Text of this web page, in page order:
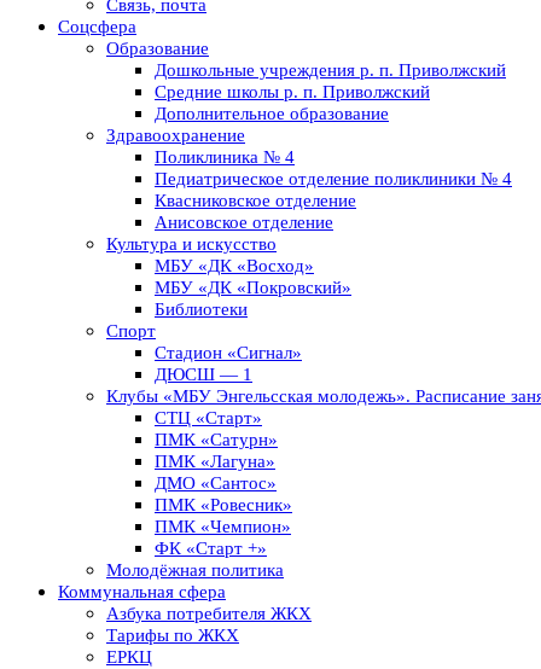
Связь, почта
Соцсфера
Образование
Дошкольные учреждения р. п. Приволжский
Средние школы р. п. Приволжский
Дополнительное образование
Здравоохранение
Поликлиника № 4
Педиатрическое отделение поликлиники № 4
Квасниковское отделение
Анисовское отделение
Культура и искусство
МБУ «ДК «Восход»
МБУ «ДК «Покровский»
Библиотеки
Спорт
Стадион «Сигнал»
ДЮСШ — 1
Клубы «МБУ Энгельсская молодежь». Расписание
СТЦ «Старт»
ПМК «Сатурн»
ПМК «Лагуна»
ДМО «Сантос»
ПМК «Ровесник»
ПМК «Чемпион»
ФК «Старт +»
Молодёжная политика
Коммунальная сфера
Азбука потребителя ЖКХ
Тарифы по ЖКХ
ЕРКЦ